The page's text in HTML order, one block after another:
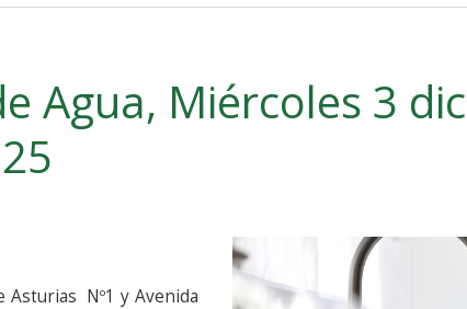
Agua, Miércoles 3
Asturias Nº1 y Avenida